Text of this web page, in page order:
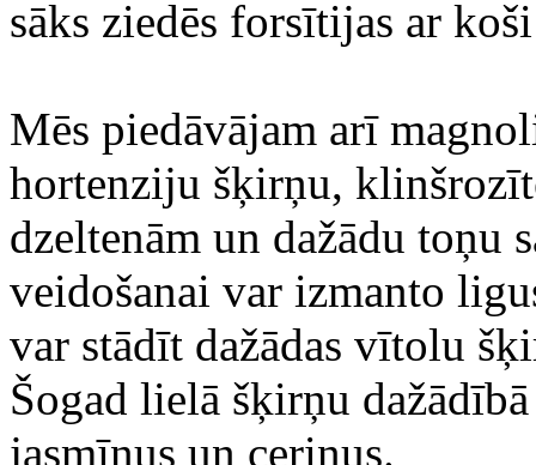
sāks ziedēs forsītijas ar
Mēs piedāvājam arī
hortenziju šķirņu,
dzeltenām un dažādu toņu
veidošanai var izmanto
var stādīt dažādas vītolu
Šogad lielā šķirņu
jasmīnus un ceriņus.